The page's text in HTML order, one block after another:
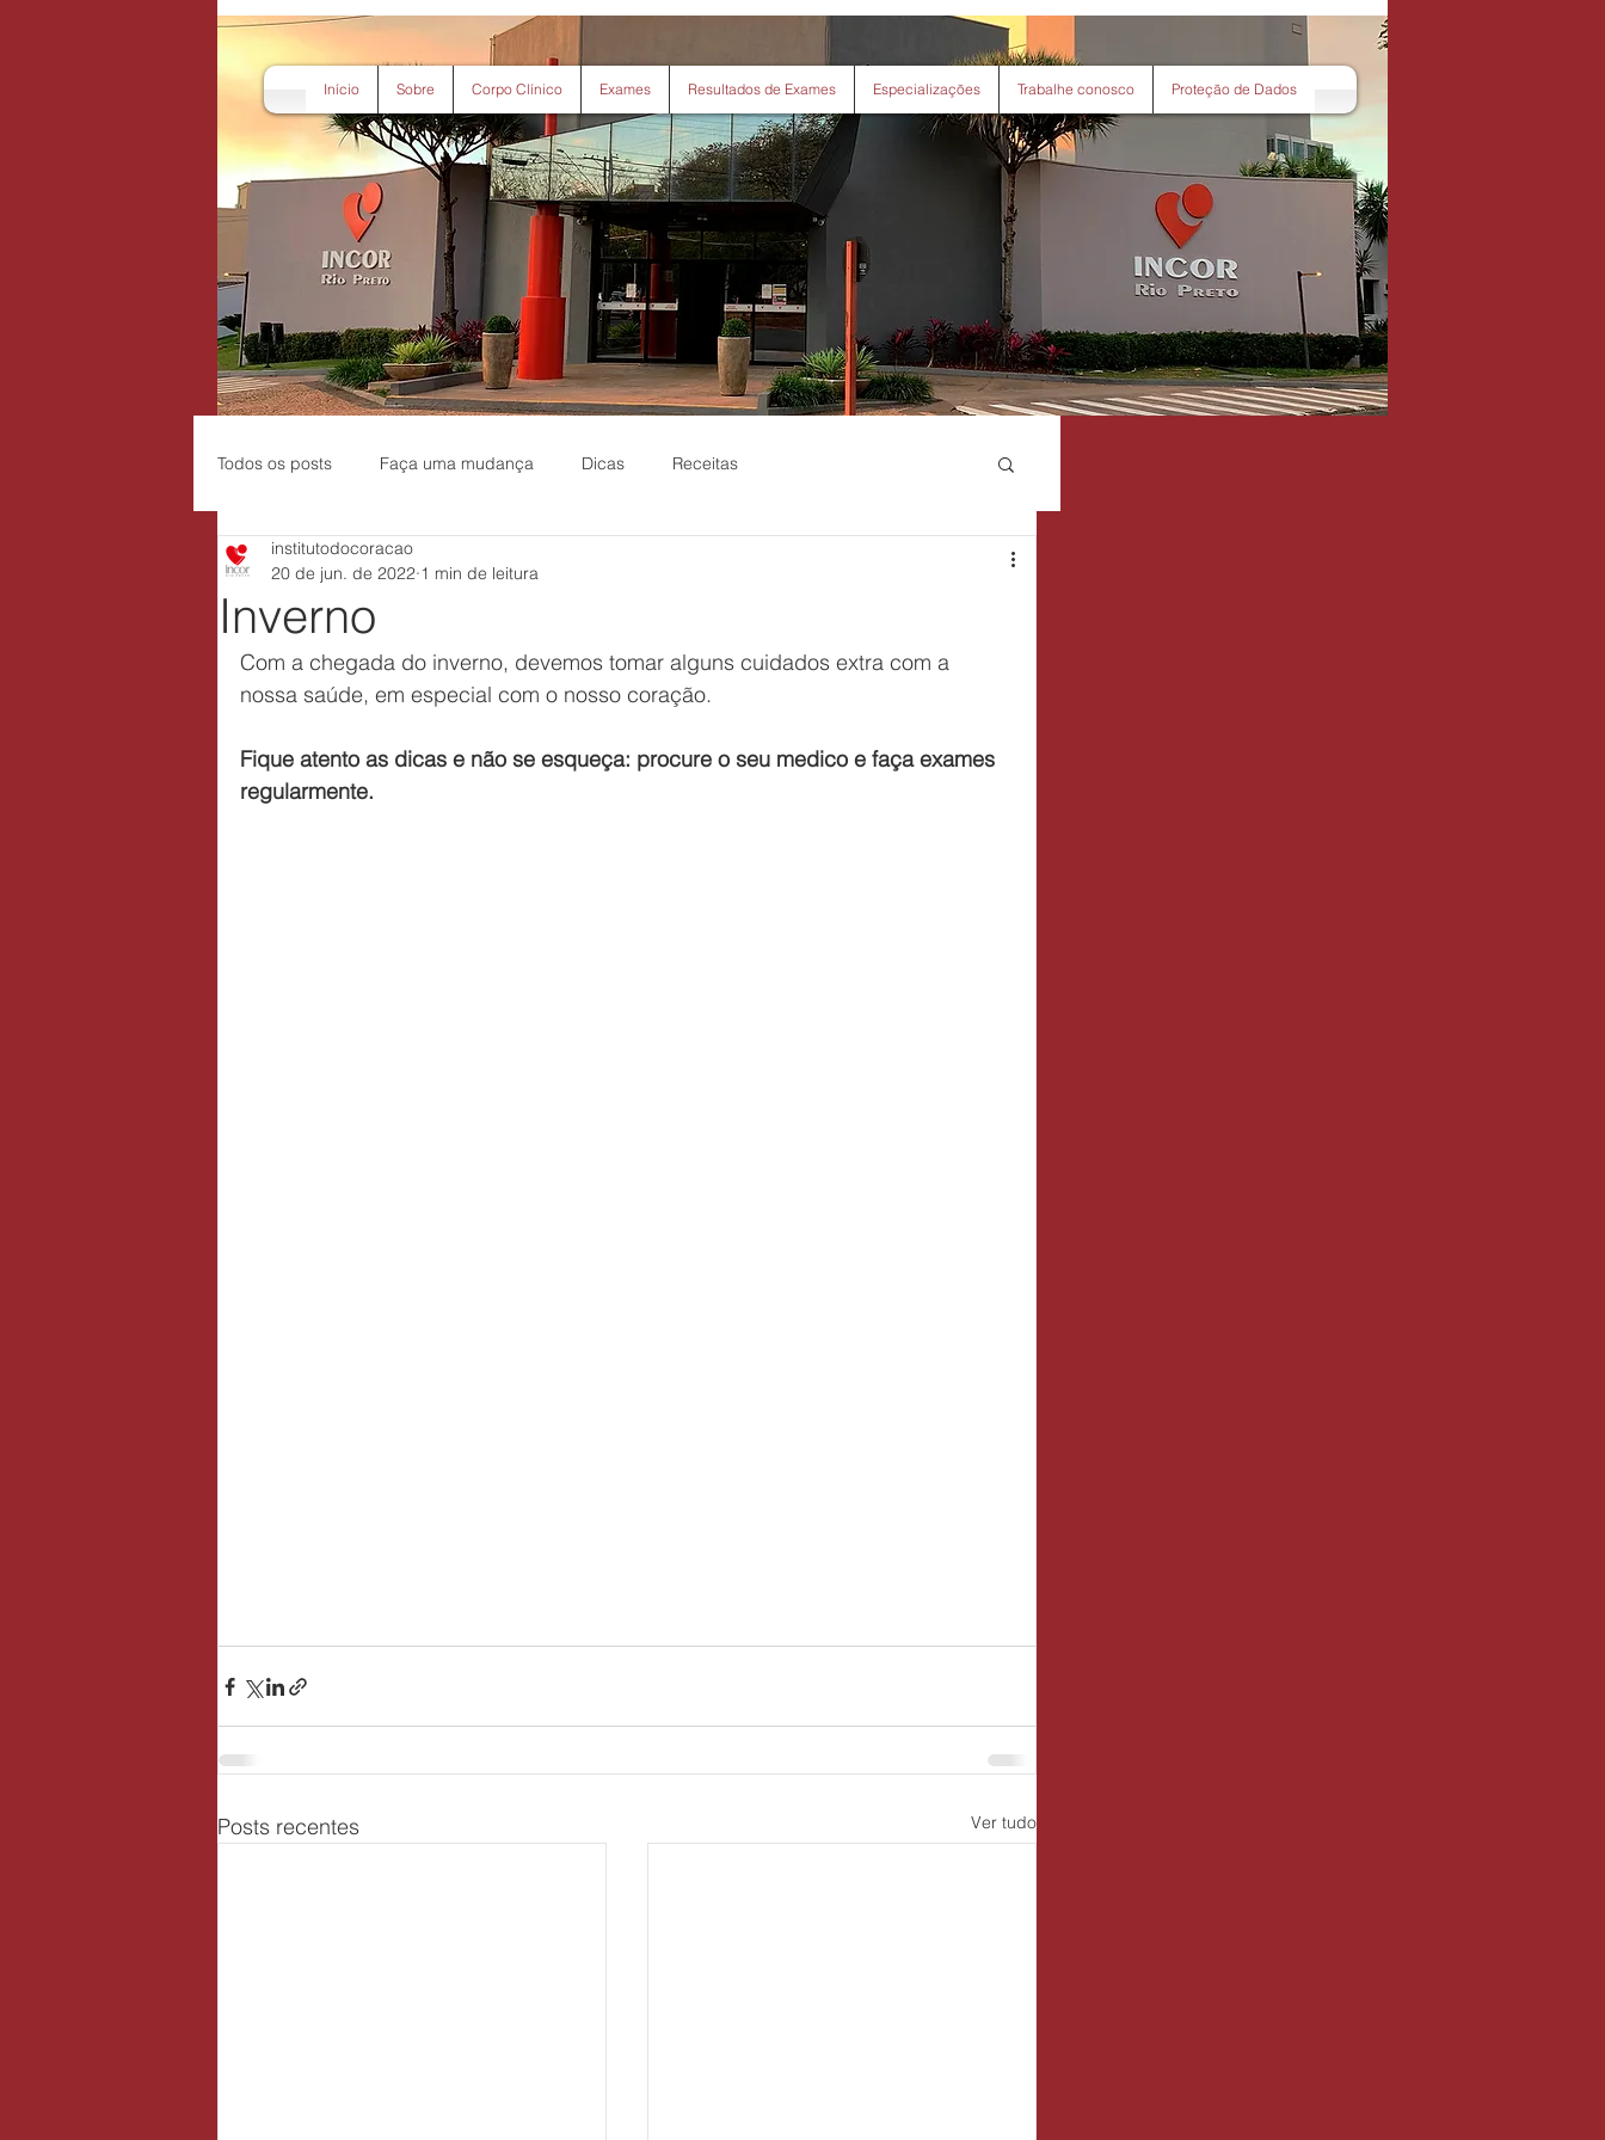
Início Sobre Corpo Clínico Exames Resultados de Exames Especializações Trabalhe conosco Proteção de Dados
Todos os posts Faça uma mudança Dicas Receitas
Inverno
institutodocoracao
20 de jun. de 2022 1 min de leitura
Com a chegada do inverno, devemos tomar alguns cuidados extra com a
nossa saúde, em especial com o nosso coração.
Fique atento as dicas e não se esqueça: procure o seu medico e faça exames
regularmente.
Posts recentes Ver tudo